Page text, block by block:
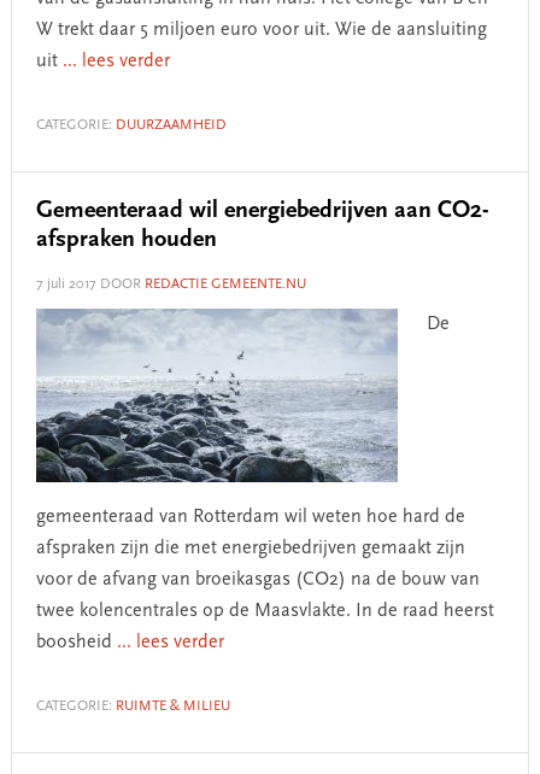
W trekt daar 5 miljoen euro voor uit. Wie de aansluiting
uit ... lees verder
CATEGORIE: DUURZAAMHEID
Gemeenteraad wil energiebedrijven aan CO2-
afspraken houden
7 juli 2017 DOOR REDACTIE GEMEENTE.NU
De
gemeenteraad van Rotterdam wil weten hoe hard de
afspraken zijn die met energiebedrijven gemaakt zijn
voor de afvang van broeikasgas (CO2) na de bouw van
twee kolencentrales op de Maasvlakte. In de raad heerst
boosheid ... lees verder
CATEGORIE: RUIMTE & MILIEU